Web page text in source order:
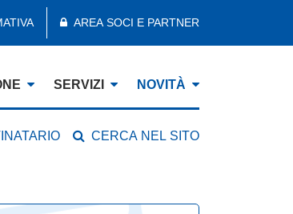
AREA SOCI E PARTNER
SERVIZI NOVITÀ
CERCA NEL SITO